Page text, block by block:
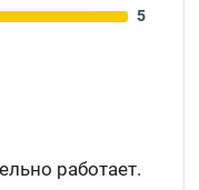
5
работает.